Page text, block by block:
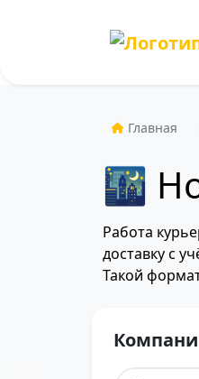
Главная
🌃
Работа
доставку с
Такой